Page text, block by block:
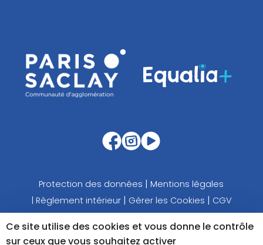
Protection des données | Mentions légales
| Règlement intérieur| Gérer les Cookies | CGV
Ce site utilise des cookies et vous donne le contrôle
sur ceux que vous souhaitez activer